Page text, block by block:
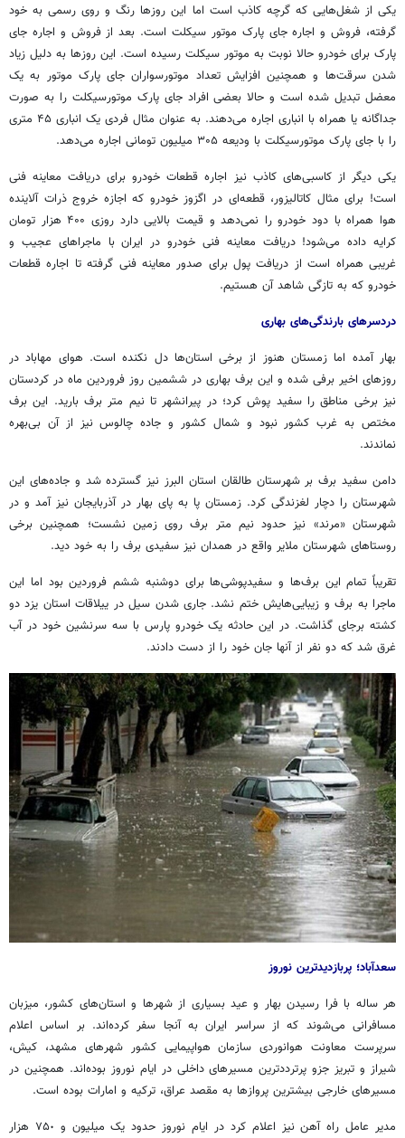
یکی از شغل‌هایی که گرچه کاذب است اما این روزها رنگ و روی رسمی به خود
گرفته، فروش و اجاره جای پارک موتور سیکلت است. بعد از فروش و اجاره جای
پارک برای خودرو حالا نوبت به موتور سیکلت رسیده است. این روزها به دلیل زیاد
شدن سرقت‌ها و همچنین افزایش تعداد موتورسواران جای پارک موتور به یک
معضل تبدیل شده است و حالا بعضی افراد جای پارک موتورسیکلت را به صورت
جداگانه یا همراه با انباری اجاره می‌دهند. به عنوان مثال فردی یک انباری ۴۵ متری
را با جای پارک موتورسیکلت با ودیعه ۳۰۵ میلیون تومانی اجاره می‌دهد.
یکی دیگر از کاسبی‌های کاذب نیز اجاره قطعات خودرو برای دریافت معاینه فنی
است! برای مثال کاتالیزور، قطعه‌ای در اگزوز خودرو که اجازه خروج ذرات آلاینده
هوا همراه با دود خودرو را نمی‌دهد و قیمت بالایی دارد روزی ۴۰۰ هزار تومان
کرایه داده می‌شود! دریافت معاینه فنی خودرو در ایران با ماجراهای عجیب و
غریبی همراه است از دریافت پول برای صدور معاینه فنی گرفته تا اجاره قطعات
خودرو که به تازگی شاهد آن هستیم.
دردسرهای بارندگی‌های بهاری
بهار آمده اما زمستان هنوز از برخی استان‌ها دل نکنده است. هوای مهاباد در
روزهای اخیر برفی شده و این برف بهاری در ششمین روز فروردین ماه در کردستان
نیز برخی مناطق را سفید پوش کرد؛ در پیرانشهر تا نیم متر برف بارید. این برف
مختص به غرب کشور نبود و شمال کشور و جاده چالوس نیز از آن بی‌بهره
نماندند.
دامن سفید برف بر شهرستان طالقان استان البرز نیز گسترده شد و جاده‌های این
شهرستان را دچار لغزندگی کرد. زمستان پا به پای بهار در آذربایجان نیز آمد و در
شهرستان «مرند» نیز حدود نیم متر برف روی زمین نشست؛ همچنین برخی
روستاهای شهرستان ملایر واقع در همدان نیز سفیدی برف را به خود دید.
تقریباً تمام این برف‌ها و سفیدپوشی‌ها برای دوشنبه ششم فروردین بود اما این
ماجرا به برف و زیبایی‌هایش ختم نشد. جاری شدن سیل در ییلاقات استان یزد دو
کشته برجای گذاشت. در این حادثه یک خودرو پارس با سه سرنشین خود در آب
غرق شد که دو نفر از آنها جان خود را از دست دادند.
سعدآباد؛ پربازدیدترین نوروز
هر ساله با فرا رسیدن بهار و عید بسیاری از شهرها و استان‌های کشور، میزبان
مسافرانی می‌شوند که از سراسر ایران به آنجا سفر کرده‌اند. بر اساس اعلام
سرپرست معاونت هوانوردی سازمان هواپیمایی کشور شهرهای مشهد، کیش،
شیراز و تبریز جزوپرترددترین مسیرهای داخلی در ایام نوروز بوده‌اند. همچنین در
مسیرهای خارجی بیشترین پروازها به مقصد عراق، ترکیه و امارات بوده است.
مدیر عامل راه آهن نیز اعلام کرد در ایام نوروز حدود یک میلیون و ٧۵٠ هزار